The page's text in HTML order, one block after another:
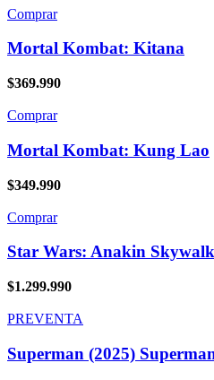
Comprar
Mortal Kombat: Kitana
$369.990
Comprar
Mortal Kombat: Kung Lao
$349.990
Comprar
Star Wars: Anakin
$1.299.990
PREVENTA
Superman (2025)